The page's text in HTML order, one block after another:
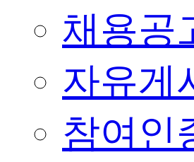
채용공
자유게
참여인